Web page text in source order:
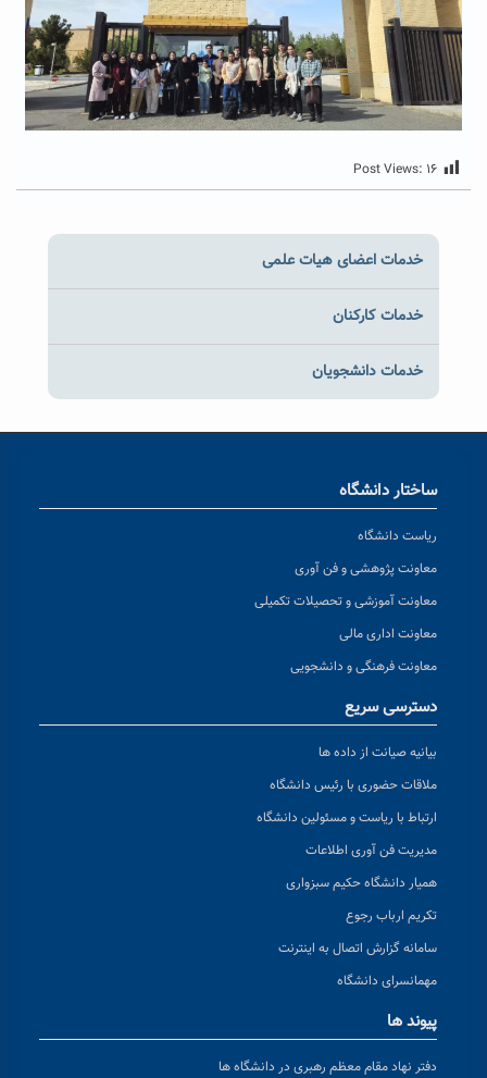
Post Views: ۱۶
خدمات اعضای هیات علمی
خدمات کارکنان
خدمات دانشجویان
ساختار دانشگاه
ریاست دانشگاه
معاونت پژوهشی و فن آوری
معاونت آموزشی و تحصیلات تکمیلی
معاونت اداری مالی
معاونت فرهنگی و دانشجویی
دسترسی سریع
بیانیه صیانت از داده ها
ملاقات حضوری با رئیس دانشگاه
ارتباط با ریاست و مسئولین دانشگاه
مدیریت فن آوری اطلاعات
همیار دانشگاه حکیم سبزواری
تکریم ارباب رجوع
سامانه گزارش اتصال به اینترنت
مهمانسرای دانشگاه
پیوند ها
دفتر نهاد مقام معظم رهبری در دانشگاه ها